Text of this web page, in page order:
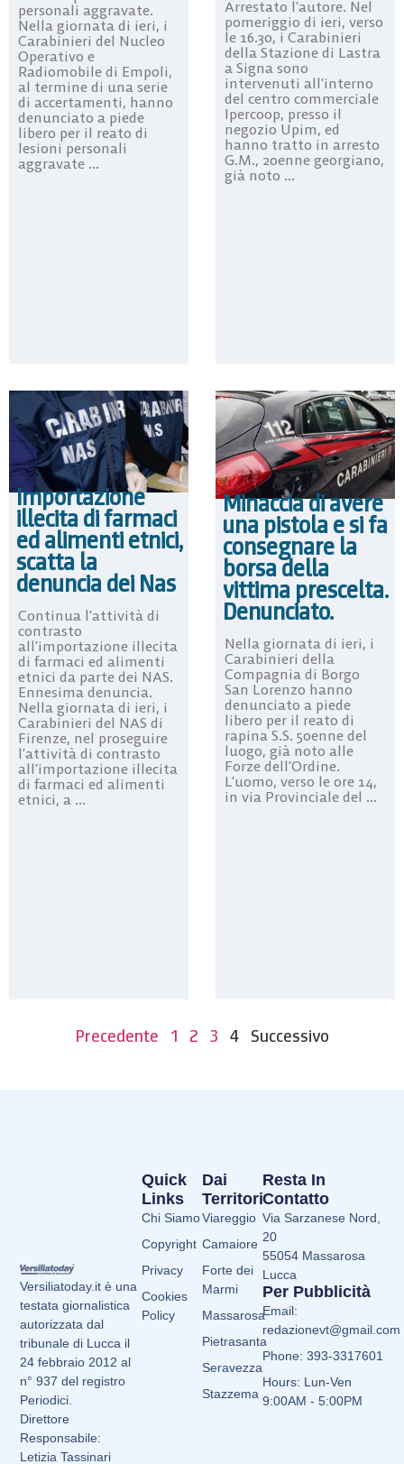
personali aggravate.
Nella giornata di ieri, i
Carabinieri del Nucleo
Operativo e
Radiomobile di Empoli,
al termine di una serie
di accertamenti, hanno
denunciato a piede
libero per il reato di
lesioni personali
aggravate ...
Arrestato l’autore. Nel
pomeriggio di ieri, verso
le 16.30, i Carabinieri
della Stazione di Lastra
a Signa sono
intervenuti all’interno
del centro commerciale
Ipercoop, presso il
negozio Upim, ed
hanno tratto in arresto
G.M., 20enne georgiano,
già noto ...
Importazione
illecita di farmaci
ed alimenti etnici,
scatta la
denuncia dei Nas
Continua l’attività di
contrasto
all’importazione illecita
di farmaci ed alimenti
etnici da parte dei NAS.
Ennesima denuncia.
Nella giornata di ieri, i
Carabinieri del NAS di
Firenze, nel proseguire
l’attività di contrasto
all’importazione illecita
di farmaci ed alimenti
etnici, a ...
Minaccia di avere
una pistola e si fa
consegnare la
borsa della
vittima prescelta.
Denunciato.
Nella giornata di ieri, i
Carabinieri della
Compagnia di Borgo
San Lorenzo hanno
denunciato a piede
libero per il reato di
rapina S.S. 50enne del
luogo, già noto alle
Forze dell’Ordine.
L’uomo, verso le ore 14,
in via Provinciale del ...
Precedente 1 2 3 4 Successivo
Versiliatoday.it è una
testata giornalistica
autorizzata dal
tribunale di Lucca il
24 febbraio 2012 al
n° 937 del registro
Periodici.
Direttore
Responsabile:
Letizia Tassinari
Dai
Territori
Viareggio
Camaiore
Forte dei
Marmi
Massarosa
Pietrasanta
Seravezza
Stazzema
Quick
Links
Chi Siamo
Copyright
Privacy
Cookies
Policy
Resta In
Contatto
Via Sarzanese Nord,
20
55054 Massarosa
Lucca
Per Pubblicità
Email:
redazionevt@gmail.com
Phone: 393-3317601
Hours: Lun-Ven
9:00AM - 5:00PM